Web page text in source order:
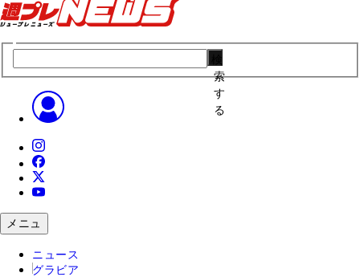
索
す
る
メニュ
ニュース
グラビア